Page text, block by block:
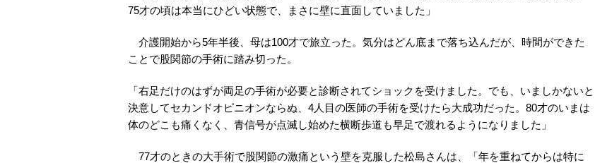
75才の頃は本当にひどい状態で、まさに壁に直面していました」
介護開始から5年半後、母は100才で旅立った。気分はどん底まで落ち込んだが、時間ができた
ことで股関節の手術に踏み切った。
「右足だけのはずが両足の手術が必要と診断されてショックを受けました。でも、いましかないと
決意してセカンドオピニオンならぬ、4人目の医師の手術を受けたら大成功だった。80才のいまは
体のどこも痛くなく、青信号が点滅し始めた横断歩道も早足で渡れるようになりました」
77才のときの大手術で股関節の激痛という壁を克服した松島さんは、「年を重ねてからは特に